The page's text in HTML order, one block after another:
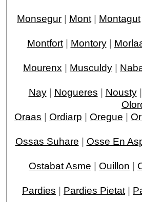
Monsegur | Mont | Montagut
Montfort| Montory|
Mourenx | Musculdy |
Nay| Nogueres | Nousty|
Oraas | Ordiarp | Oregue |
Ossas Suhare | Osse En
Ostabat Asme | Ouillon |
Pardies | Pardies Pietat |